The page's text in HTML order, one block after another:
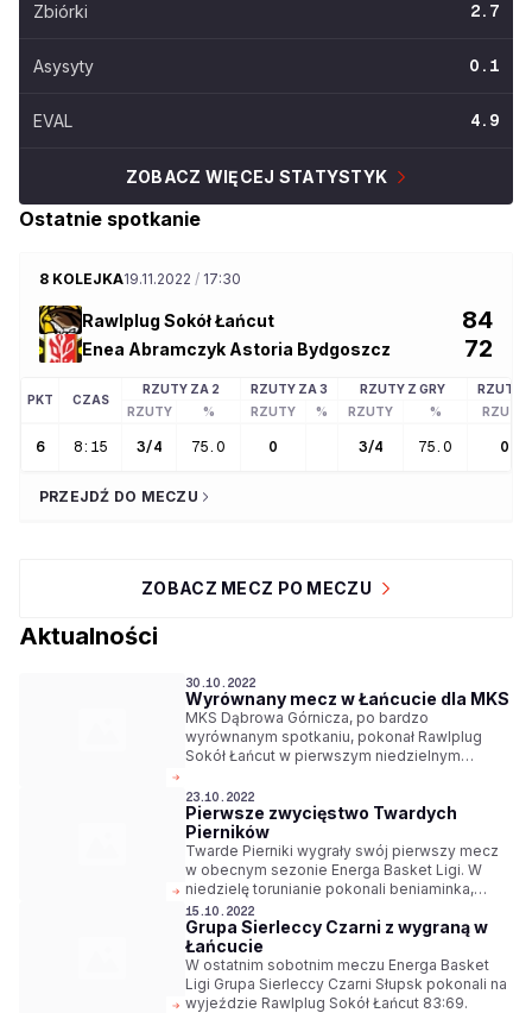
Zbiórki 2.7
Asysyty 0.1
EVAL 4.9
ZOBACZ WIĘCEJ STATYSTYK
Ostatnie spotkanie
8 KOLEJKA19.11.2022 / 17:30
Rawlplug Sokół Łańcut 84
Enea Abramczyk Astoria Bydgoszcz 72
PKT CZAS
RZUTY ZA 2 RZUTY ZA 3 RZUTY Z GRY
RZUTY
RZUTY
% RZUTY % RZUTY % RZUTY
6 8:15 3/4 75.0 0 3/4 75.0 0
PRZEJDŹ DO MECZU
ZOBACZ MECZ PO MECZU
Aktualności
30.10.2022
Wyrównany mecz w Łańcucie dla MKS
MKS Dąbrowa Górnicza, po bardzo
wyrównanym spotkaniu, pokonał Rawlplug
Sokół Łańcut w pierwszym niedzielnym
23.10.2022
Pierwsze zwycięstwo Twardych
Pierników
Twarde Pierniki wygrały swój pierwszy mecz
w obecnym sezonie Energa Basket Ligi. W
niedzielę torunianie pokonali beniaminka,
Rawlplug Sokół Łańcut 72:60.
15.10.2022
Grupa Sierleccy Czarni z wygraną w
Łańcucie
W ostatnim sobotnim meczu Energa Basket
Ligi Grupa Sierleccy Czarni Słupsk pokonali na
wyjeździe Rawlplug Sokół Łańcut 83:69.